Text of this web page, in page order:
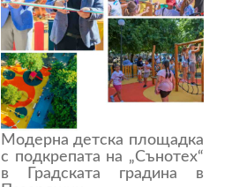
Модерна детска площадка
с подкрепата на „Сънотех“
в Градската градина в